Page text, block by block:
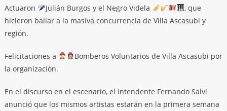
Actuaron Julián Burgos y el Negro Videla
, que
hicieron bailar a la masiva concurrencia de Villa Ascasubi y
región.
Felicitaciones a
Bomberos Voluntarios de Villa Ascasubi por
la organización.
En el discurso en el escenario, el intendente Fernando Salvi
anunció que los mismos artistas estarán en la primera semana